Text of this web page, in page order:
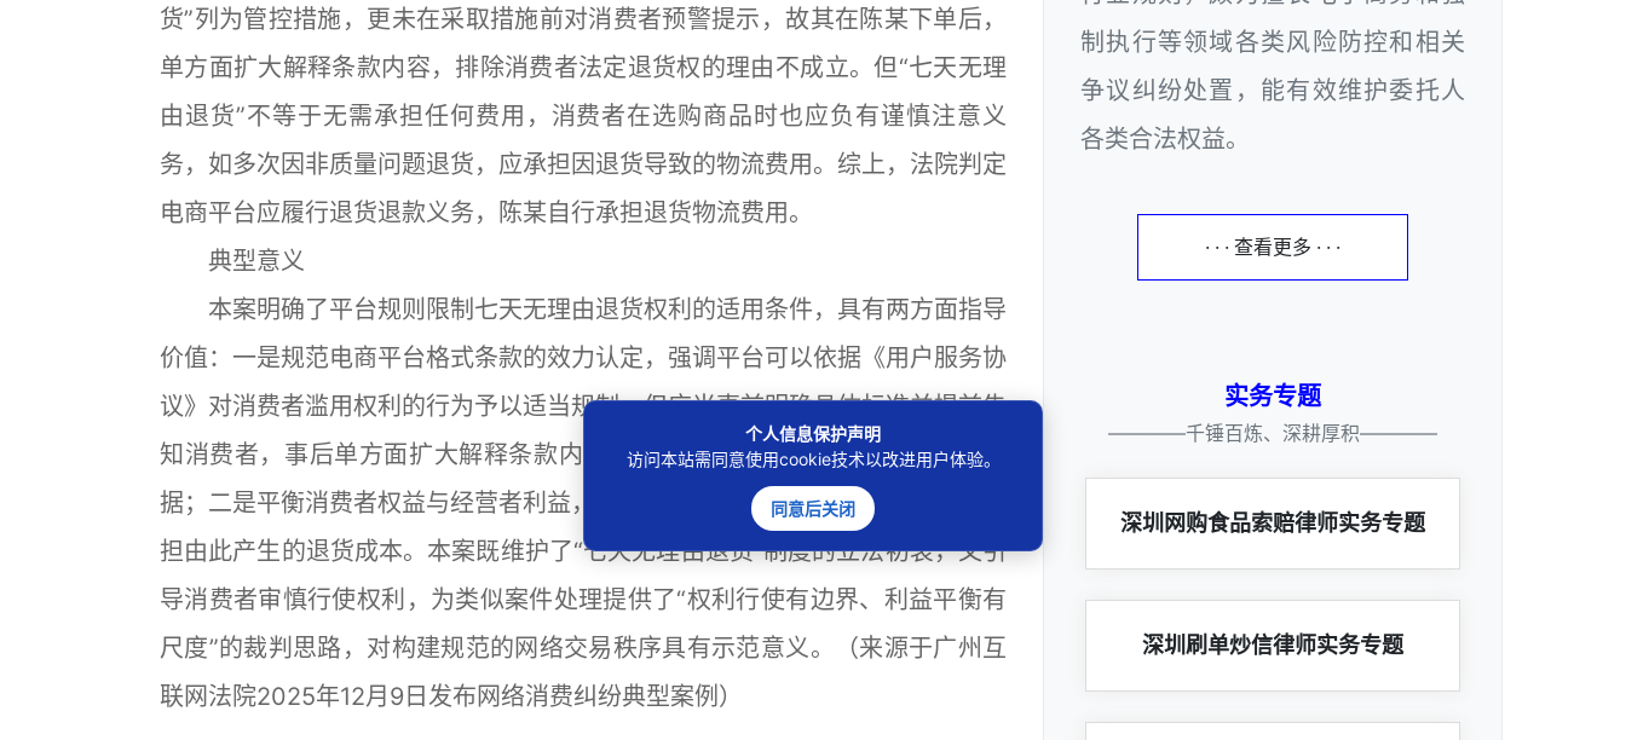
货”列为管控措施，更未在采取措施前对消费者预警提示，故其在陈某下单后，
单方面扩大解释条款内容，排除消费者法定退货权的理由不成立。但“七天无理
由退货”不等于无需承担任何费用，消费者在选购商品时也应负有谨慎注意义
务，如多次因非质量问题退货，应承担因退货导致的物流费用。综上，法院判定
电商平台应履行退货退款义务，陈某自行承担退货物流费用。
典型意义
本案明确了平台规则限制七天无理由退货权利的适用条件，具有两方面指导
价值：一是规范电商平台格式条款的效力认定，强调平台可以依据《用户服务协
议》对消费者滥用权利的行为予以适当规制，但应当事前明确具体标准并提前告
知消费者，事后单方面扩大解释条款内容，不能作为排除消费者权利的合法依
据；二是平衡消费者权益与经营者利益，在保障消费者法定退货权的同时合理分
担由此产生的退货成本。本案既维护了“七天无理由退货”制度的立法初衷，又引
导消费者审慎行使权利，为类似案件处理提供了“权利行使有边界、利益平衡有
尺度”的裁判思路，对构建规范的网络交易秩序具有示范意义。（来源于广州互
联网法院2025年12月9日发布网络消费纠纷典型案例）
制执行等领域各类风险防控和相关
争议纠纷处置，能有效维护委托人
各类合法权益。
· · · 查看更多 · · ·
实务专题
————千锤百炼、深耕厚积————
深圳网购食品索赔律师实务专题
深圳刷单炒信律师实务专题
个人信息保护声明
访问本站需同意使用cookie技术以改进用户体验。
同意后关闭